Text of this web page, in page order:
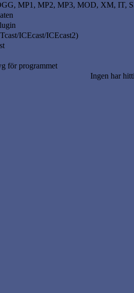
MP1, MP2, MP3, MOD, XM, IT,
ICEcast/ICEcast2)
för programmet
Ingen har